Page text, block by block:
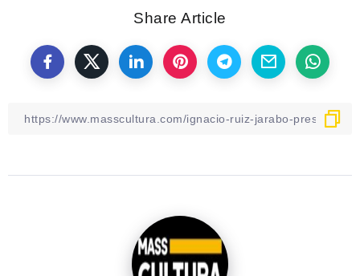
Share Article